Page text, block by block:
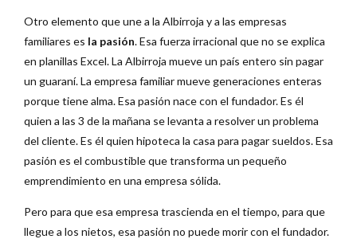
Otro elemento que une a la Albirroja y a las empresas
familiares es la pasión. Esa fuerza irracional que no se explica
en planillas Excel. La Albirroja mueve un país entero sin pagar
un guaraní. La empresa familiar mueve generaciones enteras
porque tiene alma. Esa pasión nace con el fundador. Es él
quien a las 3 de la mañana se levanta a resolver un problema
del cliente. Es él quien hipoteca la casa para pagar sueldos. Esa
pasión es el combustible que transforma un pequeño
emprendimiento en una empresa sólida.
Pero para que esa empresa trascienda en el tiempo, para que
llegue a los nietos, esa pasión no puede morir con el fundador.